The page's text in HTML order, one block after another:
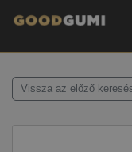
Vissza az előző